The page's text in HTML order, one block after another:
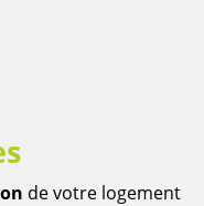
de votre logement